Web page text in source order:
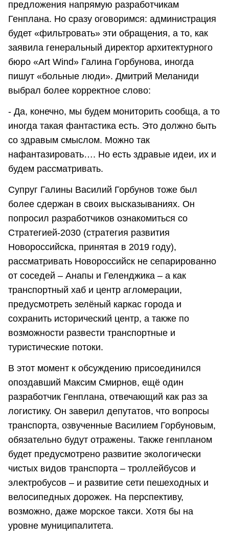
предложения напрямую разработчикам
Генплана. Но сразу оговоримся: администрация
будет «фильтровать» эти обращения, а то, как
заявила генеральный директор архитектурного
бюро «Art Wind» Галина Горбунова, иногда
пишут «больные люди». Дмитрий Меланиди
выбрал более корректное слово:
- Да, конечно, мы будем мониторить сообща, а то
иногда такая фантастика есть. Это должно быть
со здравым смыслом. Можно так
нафантазировать…. Но есть здравые идеи, их и
будем рассматривать.
Супруг Галины Василий Горбунов тоже был
более сдержан в своих высказываниях. Он
попросил разработчиков ознакомиться со
Стратегией-2030 (стратегия развития
Новороссийска, принятая в 2019 году),
рассматривать Новороссийск не сепарированно
от соседей – Анапы и Геленджика – а как
транспортный хаб и центр агломерации,
предусмотреть зелёный каркас города и
сохранить исторический центр, а также по
возможности развести транспортные и
туристические потоки.
В этот момент к обсуждению присоединился
опоздавший Максим Смирнов, ещё один
разработчик Генплана, отвечающий как раз за
логистику. Он заверил депутатов, что вопросы
транспорта, озвученные Василием Горбуновым,
обязательно будут отражены. Также генпланом
будет предусмотрено развитие экологически
чистых видов транспорта – троллейбусов и
электробусов – и развитие сети пешеходных и
велосипедных дорожек. На перспективу,
возможно, даже морское такси. Хотя бы на
уровне муниципалитета.